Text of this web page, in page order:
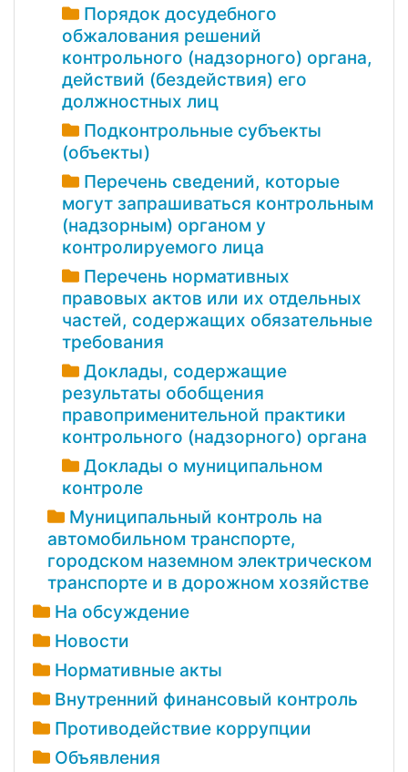
Порядок досудебного
обжалования решений
контрольного (надзорного) органа,
действий (бездействия) его
должностных лиц
Подконтрольные субъекты
(объекты)
Перечень сведений, которые
могут запрашиваться контрольным
(надзорным) органом у
контролируемого лица
Перечень нормативных
правовых актов или их отдельных
частей, содержащих обязательные
требования
Доклады, содержащие
результаты обобщения
правоприменительной практики
контрольного (надзорного) органа
Доклады о муниципальном
контроле
Муниципальный контроль на
автомобильном транспорте,
городском наземном электрическом
транспорте и в дорожном хозяйстве
На обсуждение
Новости
Нормативные акты
Внутренний финансовый контроль
Противодействие коррупции
Объявления